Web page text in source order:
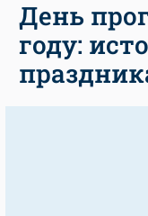
День
году: